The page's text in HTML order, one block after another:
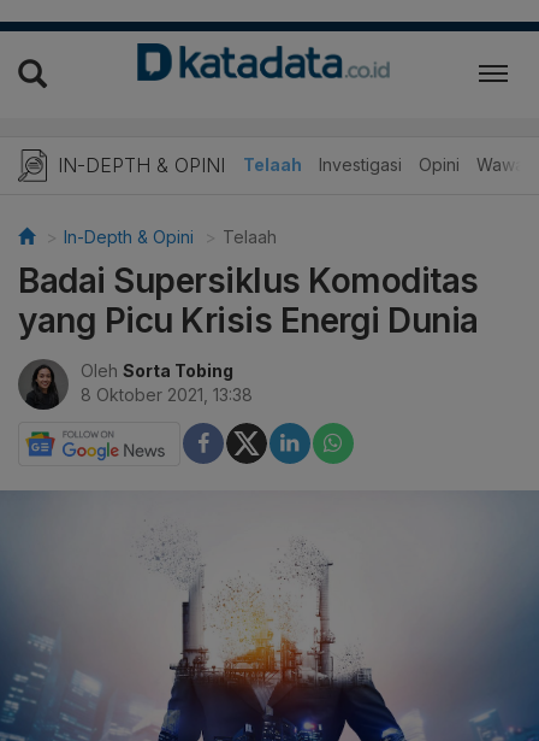
IN-DEPTH & OPINI Telaah Investigasi Opini
In-Depth & Opini Telaah
Badai Supersiklus Komoditas
yang Picu Krisis Energi Dunia
Oleh Sorta Tobing
8 Oktober 2021, 13:38